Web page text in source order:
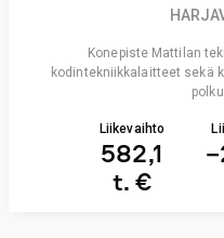
Konepiste Mattilan
kodintekniikkalaitteet sekä
Liikevaihto
582,1
t. €